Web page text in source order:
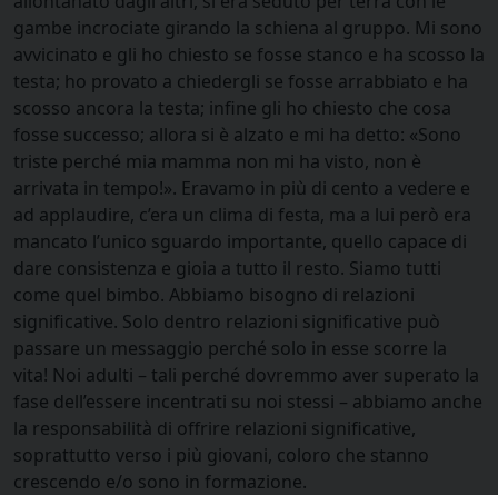
gambe incrociate girando la schiena al gruppo. Mi sono
avvicinato e gli ho chiesto se fosse stanco e ha scosso la
testa; ho provato a chiedergli se fosse arrabbiato e ha
scosso ancora la testa; infine gli ho chiesto che cosa
fosse successo; allora si è alzato e mi ha detto: «Sono
triste perché mia mamma non mi ha visto, non è
arrivata in tempo!». Eravamo in più di cento a vedere e
ad applaudire, c’era un clima di festa, ma a lui però era
mancato l’unico sguardo importante, quello capace di
dare consistenza e gioia a tutto il resto. Siamo tutti
come quel bimbo. Abbiamo bisogno di relazioni
significative. Solo dentro relazioni significative può
passare un messaggio perché solo in esse scorre la
vita! Noi adulti – tali perché dovremmo aver superato la
fase dell’essere incentrati su noi stessi – abbiamo anche
la responsabilità di offrire relazioni significative,
soprattutto verso i più giovani, coloro che stanno
crescendo e/o sono in formazione.